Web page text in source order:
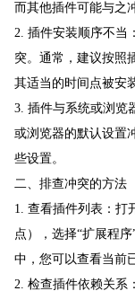
而其他插件可能与之
2. 插件安装顺序不当
突。通常，建议按照
其适当的时间点被安
3. 插件与系统或浏览
或浏览器的默认设置
些设置。
二、排查冲突的方法
1. 查看插件列表：打
点），选择“扩展程
中，您可以查看当前
2. 检查插件依赖关系